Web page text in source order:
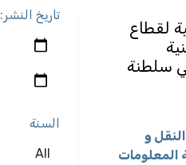
لقطاع
سلطنة
و
المعلومات
تاريخ النشر:
السنة